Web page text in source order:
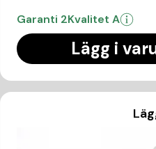
Garanti 2Kvalitet A
Lägg i